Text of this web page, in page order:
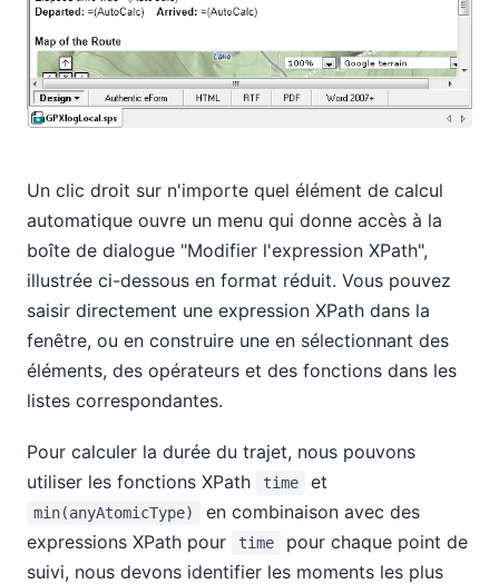
Un clic droit sur n'importe quel élément de calcul
automatique ouvre un menu qui donne accès à la
boîte de dialogue "Modifier l'expression XPath",
illustrée ci-dessous en format réduit. Vous pouvez
saisir directement une expression XPath dans la
fenêtre, ou en construire une en sélectionnant des
éléments, des opérateurs et des fonctions dans les
listes correspondantes.
Pour calculer la durée du trajet, nous pouvons
utiliser les fonctions XPath
time et
min(anyAtomicType)
en combinaison avec des
expressions XPath pour
time
pour chaque point de
suivi, nous devons identifier les moments les plus